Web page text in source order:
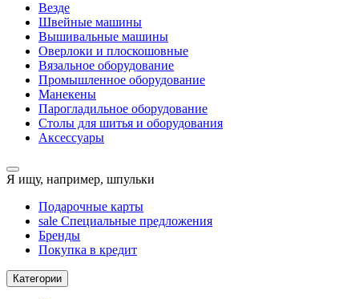
Везде
Швейные машины
Вышивальные машины
Оверлоки и плоскошовные
Вязальное оборудование
Промышленное оборудование
Манекены
Парогладильное оборудование
Столы для шитья и оборудования
Аксессуары
Я ищу, например, шпульки
Подарочные карты
sale Специальные предложения
Бренды
Покупка в кредит
Категории